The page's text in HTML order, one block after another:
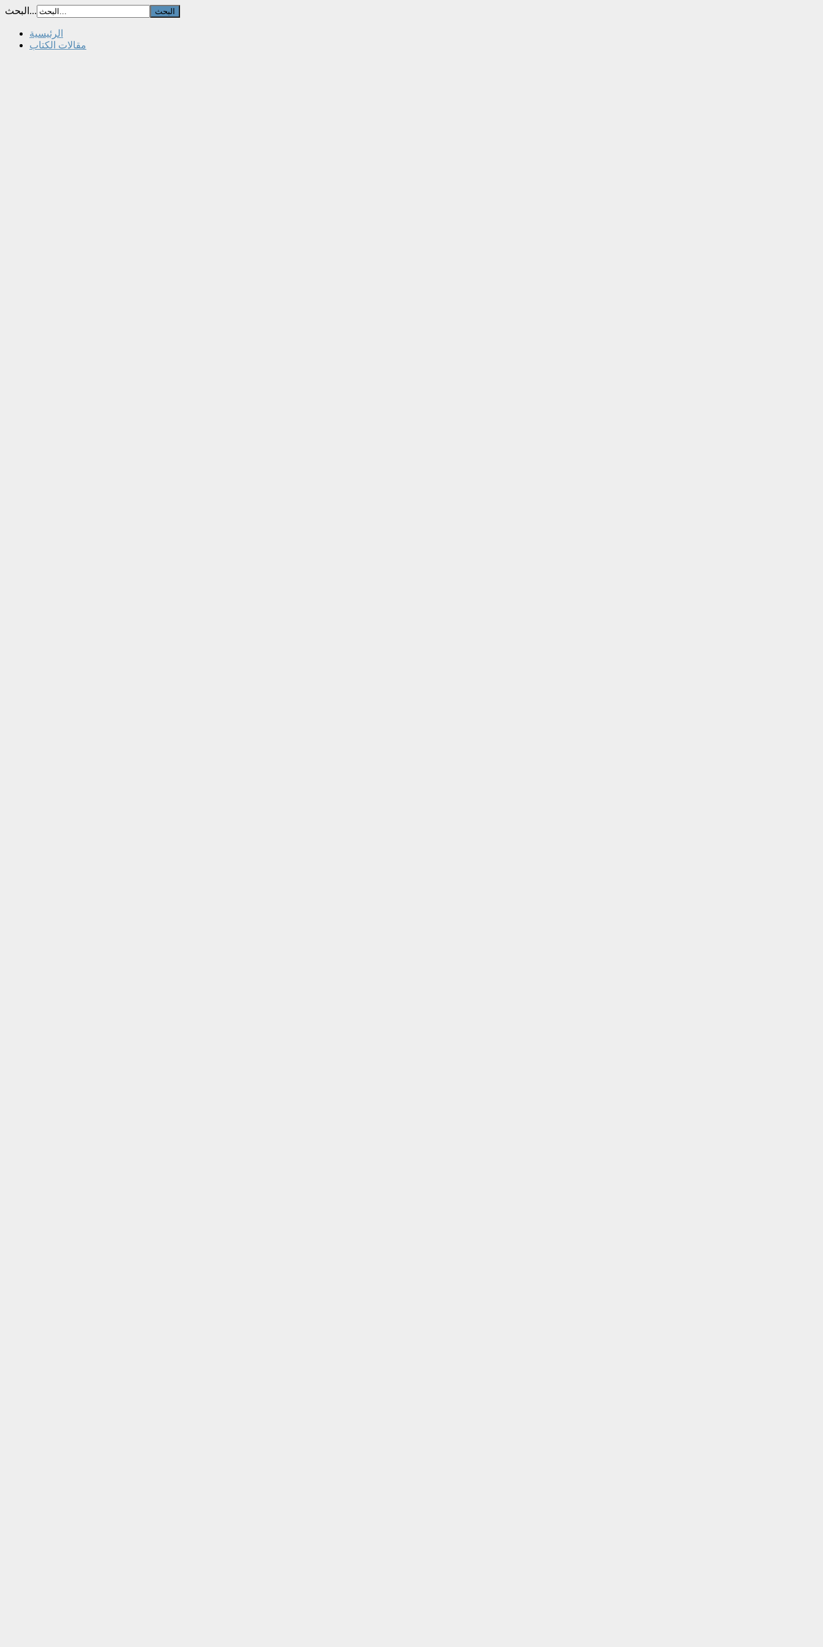
البحث...
الرئيسية
مقالات الكتاب